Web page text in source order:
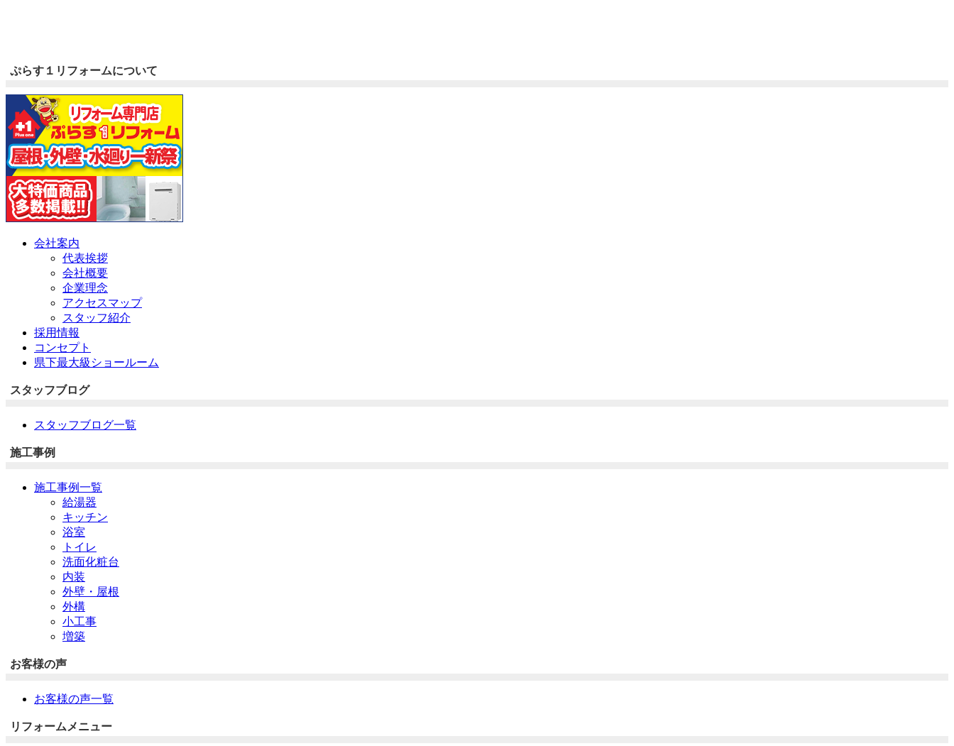
ぷらす１リフォームについて
会社案内
代表挨拶
会社概要
企業理念
アクセスマップ
スタッフ紹介
採用情報
コンセプト
県下最大級ショールーム
スタッフブログ
スタッフブログ一覧
施工事例
施工事例一覧
給湯器
キッチン
浴室
トイレ
洗面化粧台
内装
外壁・屋根
外構
小工事
増築
お客様の声
お客様の声一覧
リフォームメニュー